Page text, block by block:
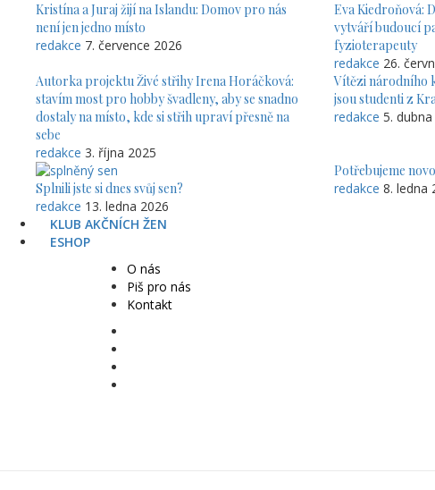
Kristína a Juraj žijí na Islandu: Domov pro nás
není jen jedno místo
redakce 7. července 2026
Eva Kiedroňová:
vytváří budoucí
fyzioterapeuty
redakce 26.
Autorka projektu Živé střihy Irena Horáčková:
stavím most pro hobby švadleny, aby se snadno
dostaly na místo, kde si střih upraví přesně na
sebe
redakce 3. října 2025
Vítězi národního
jsou studenti z
redakce 5.
Splnili jste si dnes svůj sen?
redakce 13. ledna 2026
Potřebujeme
redakce 8. ledna
KLUB AKČNÍCH ŽEN
ESHOP
O nás
Piš pro nás
Kontakt